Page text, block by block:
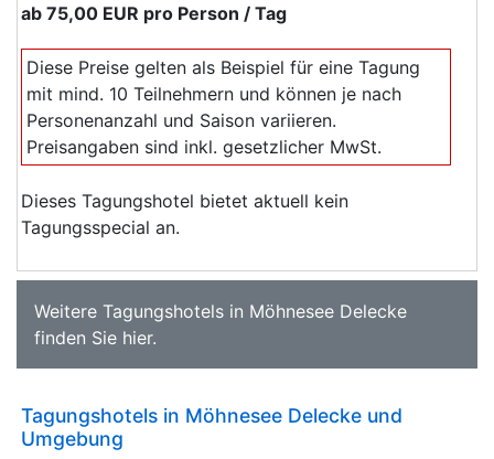
ab 75,00 EUR pro Person / Tag
Diese Preise gelten als Beispiel für eine Tagung
mit mind. 10 Teilnehmern und können je nach
Personenanzahl und Saison variieren.
Preisangaben sind inkl. gesetzlicher MwSt.
Dieses Tagungshotel bietet aktuell kein
Tagungsspecial an.
Weitere Tagungshotels in Möhnesee Delecke
finden Sie hier.
Tagungshotels in Möhnesee Delecke und
Umgebung